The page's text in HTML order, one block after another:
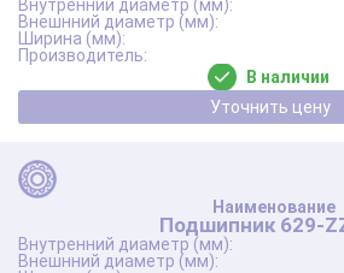
В наличии
Уточнить цену
Подшипник 629-